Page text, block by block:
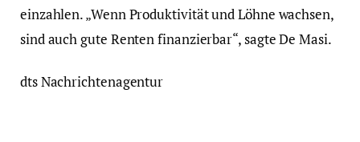
einzahlen. „Wenn Produktivität und Löhne wachsen,
sind auch gute Renten finanzierbar“, sagte De Masi.
dts Nachrichtenagentur